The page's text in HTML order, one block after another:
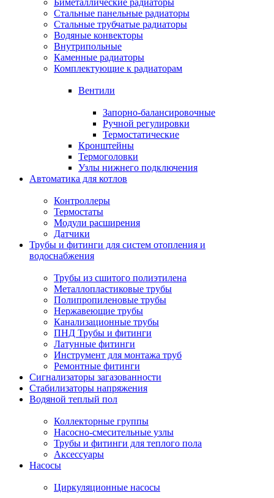
Биметаллические радиаторы
Стальные панельные радиаторы
Стальные трубчатые радиаторы
Водяные конвекторы
Внутрипольные
Каменные радиаторы
Комплектующие к радиаторам
Вентили
Запорно-балансировочные
Ручной регулировки
Термостатические
Кронштейны
Термоголовки
Узлы нижнего подключения
Автоматика для котлов
Контроллеры
Термостаты
Модули расширения
Датчики
Трубы и фитинги для систем отопления и
водоснабжения
Трубы из сшитого полиэтилена
Металлопластиковые трубы
Полипропиленовые трубы
Нержавеющие трубы
Канализационные трубы
ПНД Трубы и фитинги
Латунные фитинги
Инструмент для монтажа труб
Ремонтные фитинги
Сигнализаторы загазованности
Стабилизаторы напряжения
Водяной теплый пол
Коллекторные группы
Насосно-смесительные узлы
Трубы и фитинги для теплого пола
Аксессуары
Насосы
Циркуляционные насосы